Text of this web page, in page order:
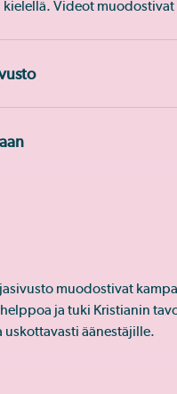
Videot
muodostivat
ja tuki Kristianin
uskottavasti äänestäjille.